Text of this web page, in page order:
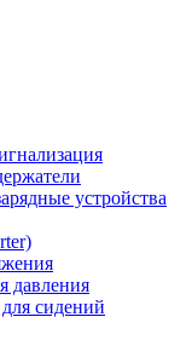
устройства
давления
сидений